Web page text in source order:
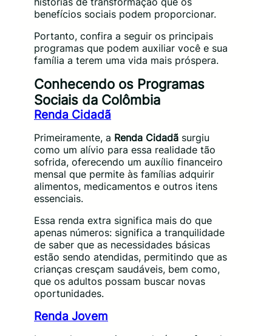
benefícios sociais podem proporcionar.
Portanto, confira a seguir os principais
programas que podem auxiliar você e sua
família a terem uma vida mais próspera.
Conhecendo os Programas
Sociais da Colômbia
Renda Cidadã
Primeiramente, a Renda Cidadã surgiu
como um alívio para essa realidade tão
sofrida, oferecendo um auxílio financeiro
mensal que permite às famílias adquirir
alimentos, medicamentos e outros itens
essenciais.
Essa renda extra significa mais do que
apenas números: significa a tranquilidade
de saber que as necessidades básicas
estão sendo atendidas, permitindo que as
crianças cresçam saudáveis, bem como,
que os adultos possam buscar novas
oportunidades.
Renda Jovem